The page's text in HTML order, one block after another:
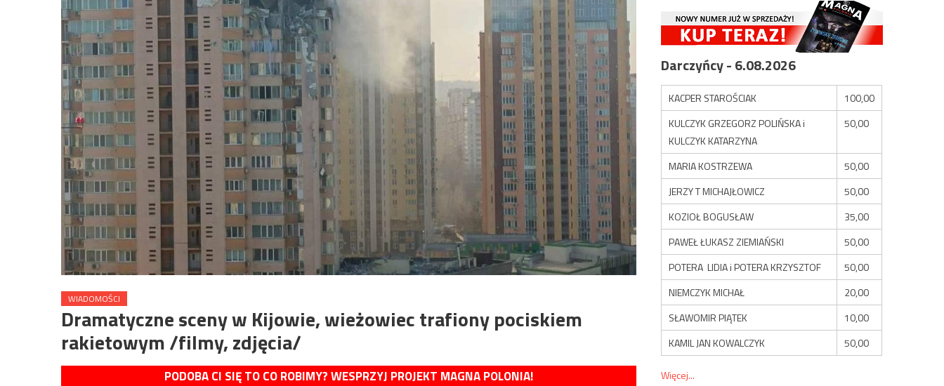
WIADOMOŚCI
Dramatyczne sceny w Kijowie, wieżowiec trafiony pociskiem
rakietowym /filmy, zdjęcia/
PODOBA CI SIĘ TO CO ROBIMY? WESPRZYJ PROJEKT MAGNA POLONIA!
Darczyńcy - 6.08.2026
KACPER STAROŚCIAK
100,00
KULCZYK GRZEGORZ POLIŃSKA i
KULCZYK KATARZYNA
50,00
MARIA KOSTRZEWA
50,00
JERZY T MICHAJŁOWICZ
50,00
KOZIOŁ BOGUSŁAW
35,00
PAWEŁ ŁUKASZ ZIEMIAŃSKI
50,00
POTERA LIDIA i POTERA KRZYSZTOF
50,00
NIEMCZYK MICHAŁ
20,00
SŁAWOMIR PIĄTEK
10,00
KAMIL JAN KOWALCZYK
50,00
Więcej...